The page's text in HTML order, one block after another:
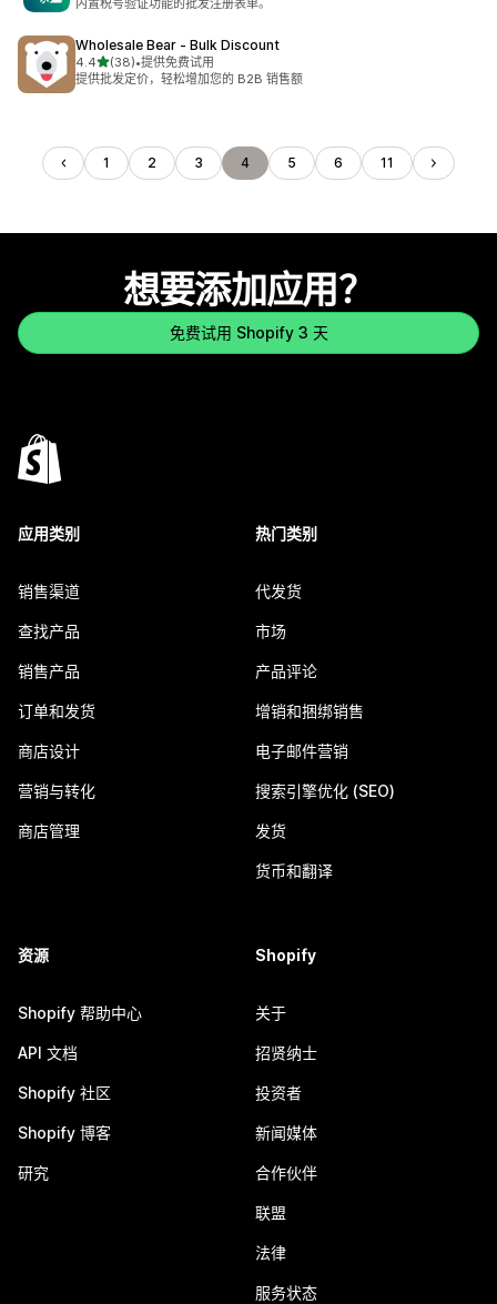
内置税号验证功能的批发注册表单。
Wholesale Bear ‑ Bulk Discount
4.4星（满分 5 星）
(38)
总共 38 条评论
•提供免费试用
提供批发定价，轻松增加您的 B2B 销售额
1 2 3 4 5 6 11
想要添加应用？
免费试用 Shopify 3 天
应用类别
销售渠道
查找产品
销售产品
订单和发货
商店设计
营销与转化
商店管理
热门类别
代发货
市场
产品评论
增销和捆绑销售
电子邮件营销
搜索引擎优化 (SEO)
发货
货币和翻译
资源
Shopify 帮助中心
API 文档
Shopify 社区
Shopify 博客
研究
Shopify
关于
招贤纳士
投资者
新闻媒体
合作伙伴
联盟
法律
服务状态